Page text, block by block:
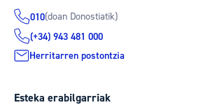
010(doan Donostiatik)
(+34) 943 481 000
Herritarren postontzia
Esteka erabilgarriak